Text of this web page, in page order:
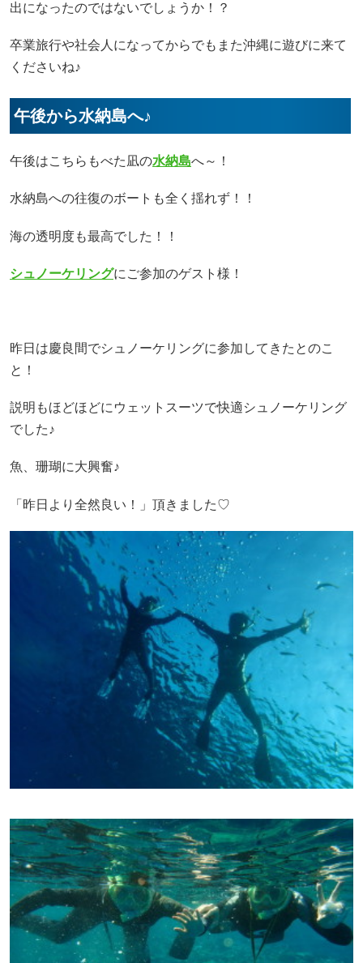
出になったのではないでしょうか！？
卒業旅行や社会人になってからでもまた沖縄に遊びに来て
くださいね♪
午後から水納島へ♪
午後はこちらもべた凪の水納島へ～！
水納島への往復のボートも全く揺れず！！
海の透明度も最高でした！！
シュノーケリングにご参加のゲスト様！
昨日は慶良間でシュノーケリングに参加してきたとのこ
と！
説明もほどほどにウェットスーツで快適シュノーケリング
でした♪
魚、珊瑚に大興奮♪
「昨日より全然良い！」頂きました♡